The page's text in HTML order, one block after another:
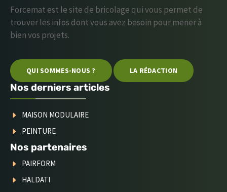
Forcemat est le site de bricolage qui vous permet de
trouver les infos dont vous avez besoin pour mener à
bien vos projets.
QUI SOMMES-NOUS ? LA RÉDACTION
Nos derniers articles
MAISON MODULAIRE
PEINTURE
Nos partenaires
PAIRFORM
HALDATI